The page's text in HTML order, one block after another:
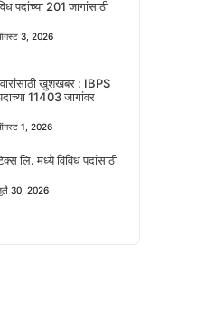
पदांच्या 201 जागांसाठी
3, 2026
खुशखबर : IBPS
11403 जागांवर
1, 2026
लि. मध्ये विविध पदांसाठी
30, 2026